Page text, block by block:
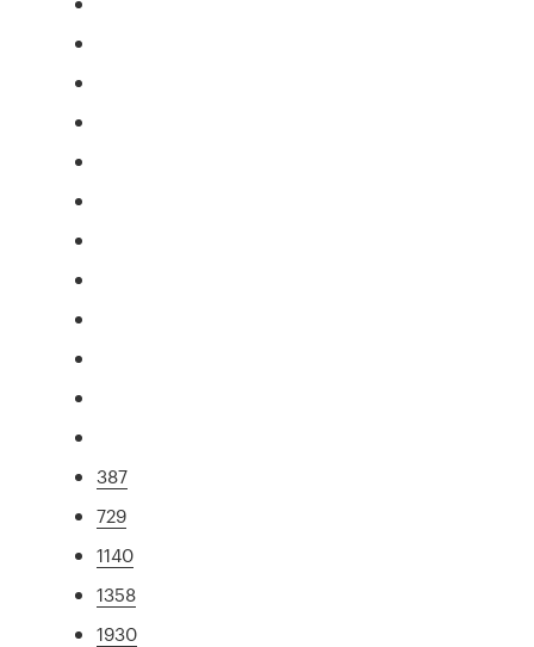
387
729
1140
1358
1930